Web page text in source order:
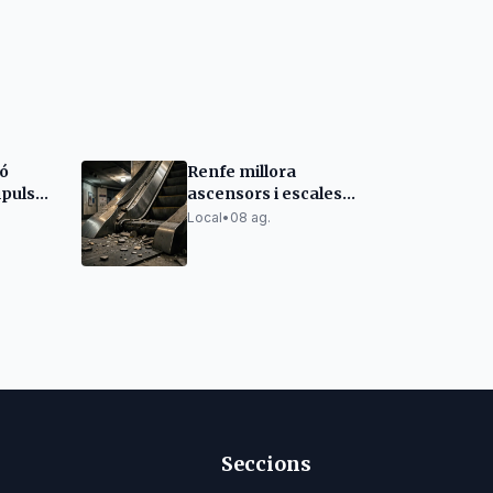
Renfe millora
ascensors i escales
mecàniques a les
Local• 08 ag.
Seccions